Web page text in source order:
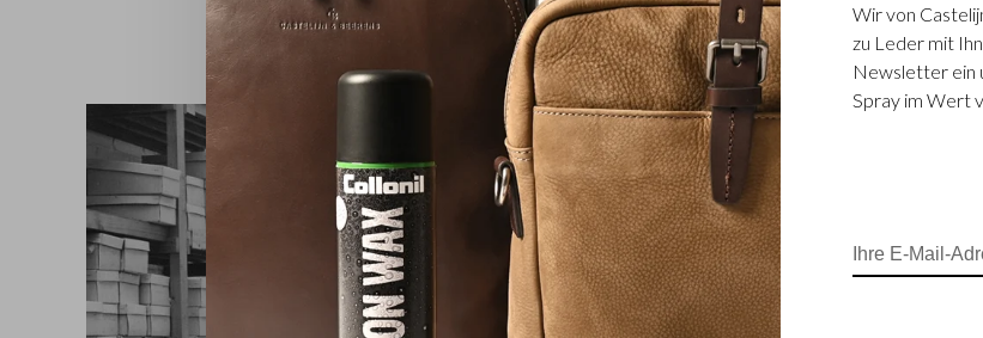
Die im
Wir von
zu Leder mit
Newsletter ein
Spray im Wert